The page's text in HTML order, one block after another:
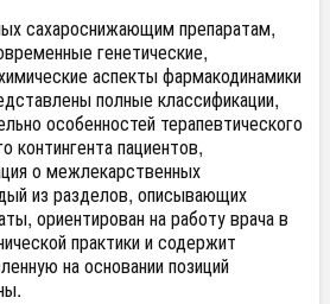
сахароснижающим препаратам,
генетические,
аспекты фармакодинамики
полные классификации,
особенностей терапевтического
контингента пациентов,
о межлекарственных
из разделов, описывающих
ориентирован на работу врача в
практики и содержит
на основании позиций